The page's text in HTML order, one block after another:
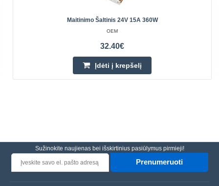
Maitinimo Šaltinis 24V 15A 360W
OEM
32.40€
Įdėti į krepšelį
Sužinokite naujienas bei išskirtinius pasiūlymus pirmieji!
Prenumeruoti